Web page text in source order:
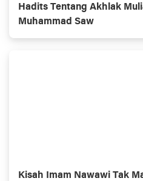
Hadits Tentang Akhlak
Muhammad Saw
Kisah Imam Nawawi Tak